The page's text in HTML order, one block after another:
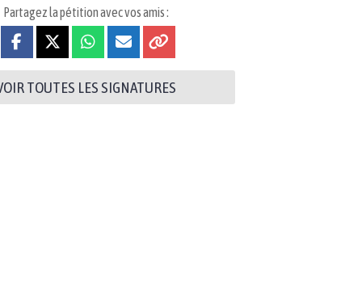
Partagez la pétition avec vos amis :
TOUTES LES SIGNATURES